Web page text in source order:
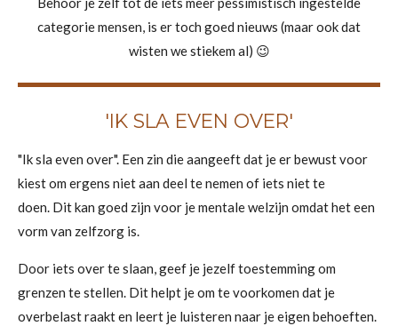
categorie mensen, is er toch goed nieuws (maar ook dat
wisten we stiekem al) 😉
'IK SLA EVEN OVER'
"Ik sla even over". Een zin die aangeeft dat je er bewust voor
kiest om ergens niet aan deel te nemen of iets niet te
doen. Dit kan goed zijn voor je mentale welzijn omdat het een
vorm van zelfzorg is.
Door iets over te slaan, geef je jezelf toestemming om
grenzen te stellen. Dit helpt je om te voorkomen dat je
overbelast raakt en leert je luisteren naar je eigen behoeften.